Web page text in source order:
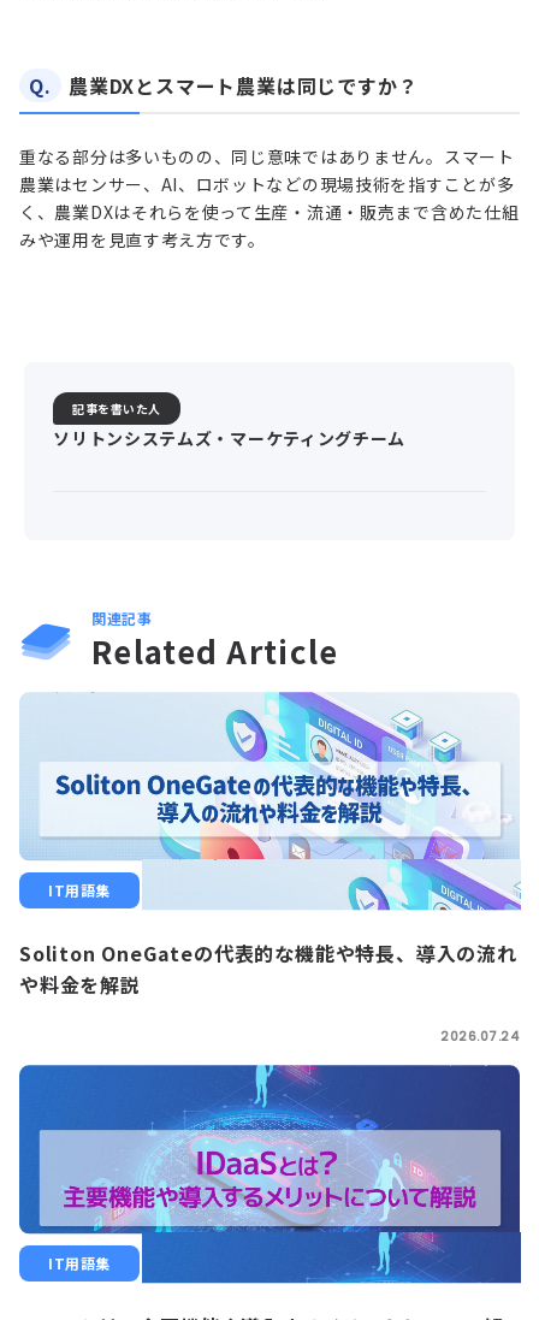
Q. 農業DXとスマート農業は同じですか？
重なる部分は多いものの、同じ意味ではありません。スマート
農業はセンサー、AI、ロボットなどの現場技術を指すことが多
く、農業DXはそれらを使って生産・流通・販売まで含めた仕組
みや運用を見直す考え方です。
記事を書いた人
ソリトンシステムズ・マーケティングチーム
関連記事
Related Article
IT用語集
Soliton OneGateの代表的な機能や特長、導入の流れ
や料金を解説
2026.07.24
IT用語集